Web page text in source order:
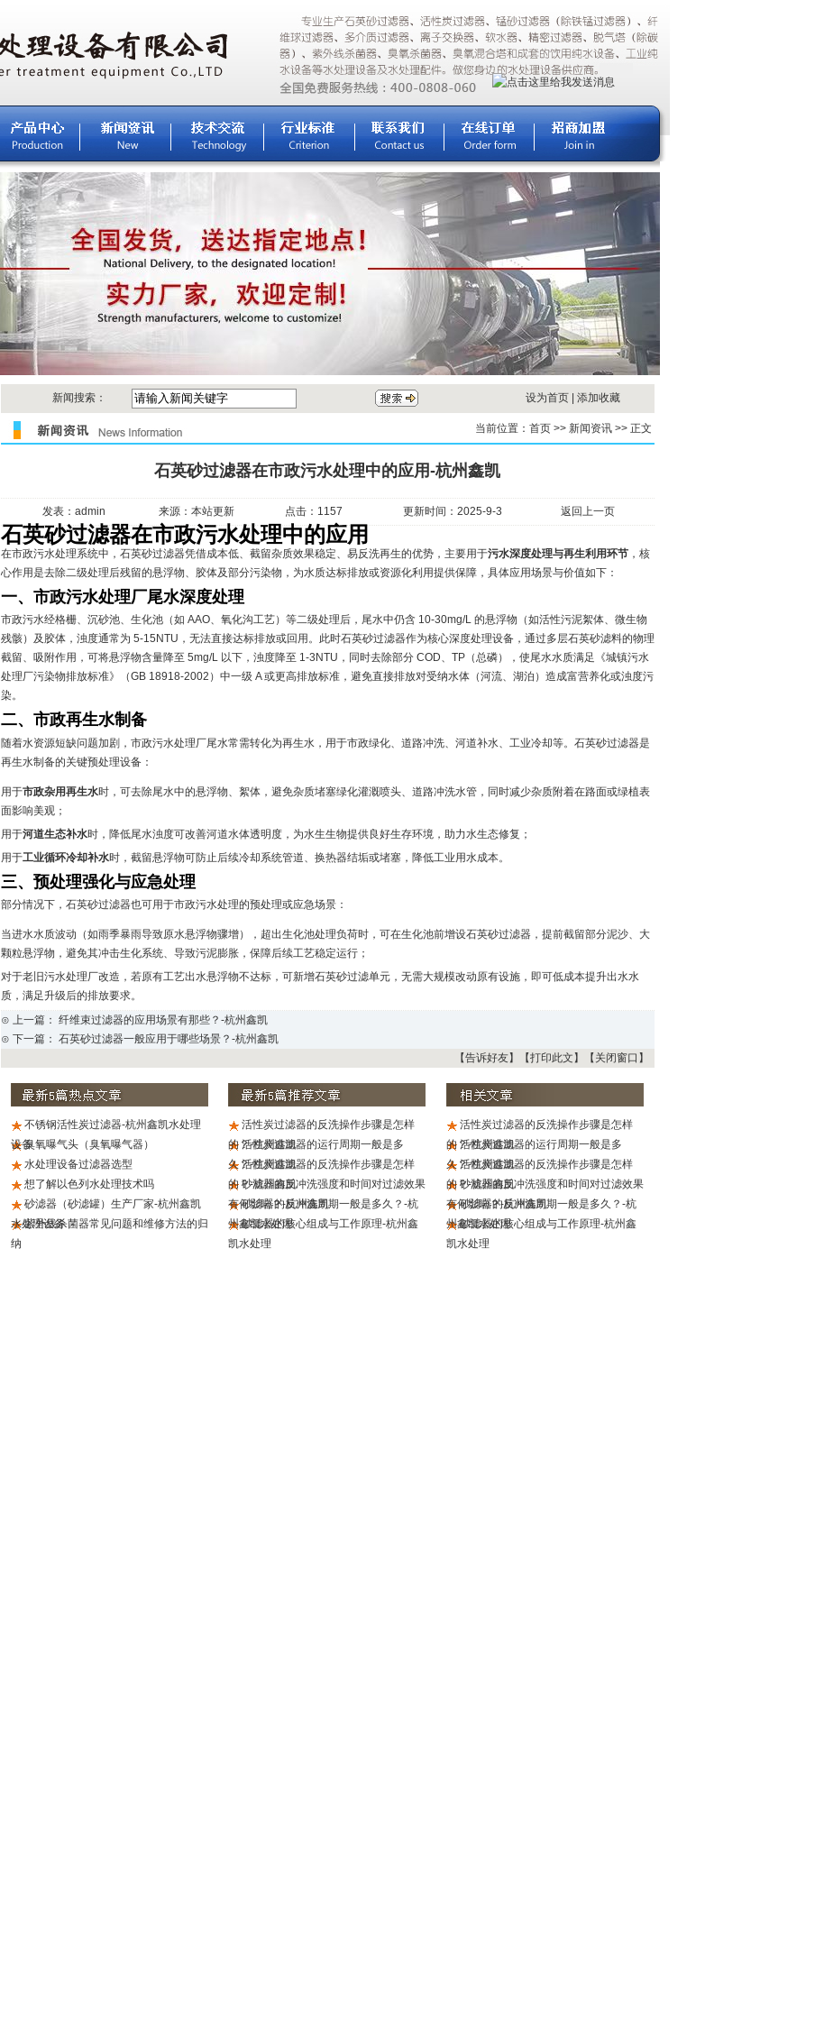
新闻搜索： 设为首页 添加收藏
当前位置： 首页>> 新闻资讯>> 正文
石英砂过滤器在市政污水处理中的应用-杭州鑫凯
发表：admin 来源：本站更新 点击：1157 更新时间：2025-9-3 返回上一页
石英砂过滤器在市政污水处理中的应用
在市政污水处理系统中，石英砂过滤器凭借成本低、截留杂质效果稳定、易反洗再生的优势，主要用于污水深度处理与再生利用环节，核
心作用是去除二级处理后残留的悬浮物、胶体及部分污染物，为水质达标排放或资源化利用提供保障，具体应用场景与价值如下：
一、市政污水处理厂尾水深度处理
市政污水经格栅、沉砂池、生化池（如 AAO、氧化沟工艺）等二级处理后，尾水中仍含 10-30mg/L 的悬浮物（如活性污泥絮体、微生物
残骸）及胶体，浊度通常为 5-15NTU，无法直接达标排放或回用。此时石英砂过滤器作为核心深度处理设备，通过多层石英砂滤料的物理
截留、吸附作用，可将悬浮物含量降至 5mg/L 以下，浊度降至 1-3NTU，同时去除部分 COD、TP（总磷），使尾水水质满足《城镇污水
处理厂污染物排放标准》（GB 18918-2002）中一级 A 或更高排放标准，避免直接排放对受纳水体（河流、湖泊）造成富营养化或浊度污
染。
二、市政再生水制备
随着水资源短缺问题加剧，市政污水处理厂尾水常需转化为再生水，用于市政绿化、道路冲洗、河道补水、工业冷却等。石英砂过滤器是
再生水制备的关键预处理设备：
用于市政杂用再生水时，可去除尾水中的悬浮物、絮体，避免杂质堵塞绿化灌溉喷头、道路冲洗水管，同时减少杂质附着在路面或绿植表
面影响美观；
用于河道生态补水时，降低尾水浊度可改善河道水体透明度，为水生生物提供良好生存环境，助力水生态修复；
用于工业循环冷却补水时，截留悬浮物可防止后续冷却系统管道、换热器结垢或堵塞，降低工业用水成本。
三、预处理强化与应急处理
部分情况下，石英砂过滤器也可用于市政污水处理的预处理或应急场景：
当进水水质波动（如雨季暴雨导致原水悬浮物骤增），超出生化池处理负荷时，可在生化池前增设石英砂过滤器，提前截留部分泥沙、大
颗粒悬浮物，避免其冲击生化系统、导致污泥膨胀，保障后续工艺稳定运行；
对于老旧污水处理厂改造，若原有工艺出水悬浮物不达标，可新增石英砂过滤单元，无需大规模改动原有设施，即可低成本提升出水水
质，满足升级后的排放要求。
⊙ 上一篇： 纤维束过滤器的应用场景有那些？-杭州鑫凯
⊙ 下一篇： 石英砂过滤器一般应用于哪些场景？-杭州鑫凯
【告诉好友】
【打印此文】 【关闭窗口】
不锈钢活性炭过滤器-杭州鑫凯水处理
设备臭氧曝气头（臭氧曝气器）
水处理设备过滤器选型
想了解以色列水处理技术吗
砂滤器（砂滤罐）生产厂家-杭州鑫凯
水处理设备
紫外线杀菌器常见问题和维修方法的归
纳
活性炭过滤器的反洗操作步骤是怎样
的？-杭州鑫凯
活性炭过滤器的运行周期一般是多
久？-杭州鑫凯
活性炭过滤器的反洗操作步骤是怎样
的？-杭州鑫凯
砂滤器的反冲洗强度和时间对过滤效果
有何影响？-杭州鑫凯
砂滤器的反冲洗周期一般是多久？-杭
州鑫凯水处理
砂滤器的核心组成与工作原理-杭州鑫
凯水处理
活性炭过滤器的反洗操作步骤是怎样
的？-杭州鑫凯
活性炭过滤器的运行周期一般是多
久？-杭州鑫凯
活性炭过滤器的反洗操作步骤是怎样
的？-杭州鑫凯
砂滤器的反冲洗强度和时间对过滤效果
有何影响？-杭州鑫凯
砂滤器的反冲洗周期一般是多久？-杭
州鑫凯水处理
砂滤器的核心组成与工作原理-杭州鑫
凯水处理